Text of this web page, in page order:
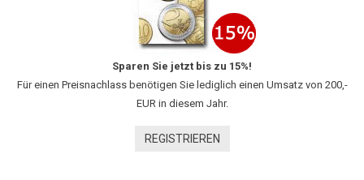
Sparen Sie jetzt bis zu 15%!
Für einen Preisnachlass benötigen Sie lediglich einen Umsatz von 200,-
EUR in diesem Jahr.
REGISTRIEREN